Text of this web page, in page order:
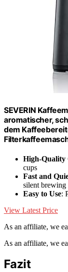
SEVERIN
aromatischer,
dem
High-Quality
cups
Fast and
silent brewing
Easy to Use:
View Latest Price
As an affiliate, we
As an affiliate, we
Fazit